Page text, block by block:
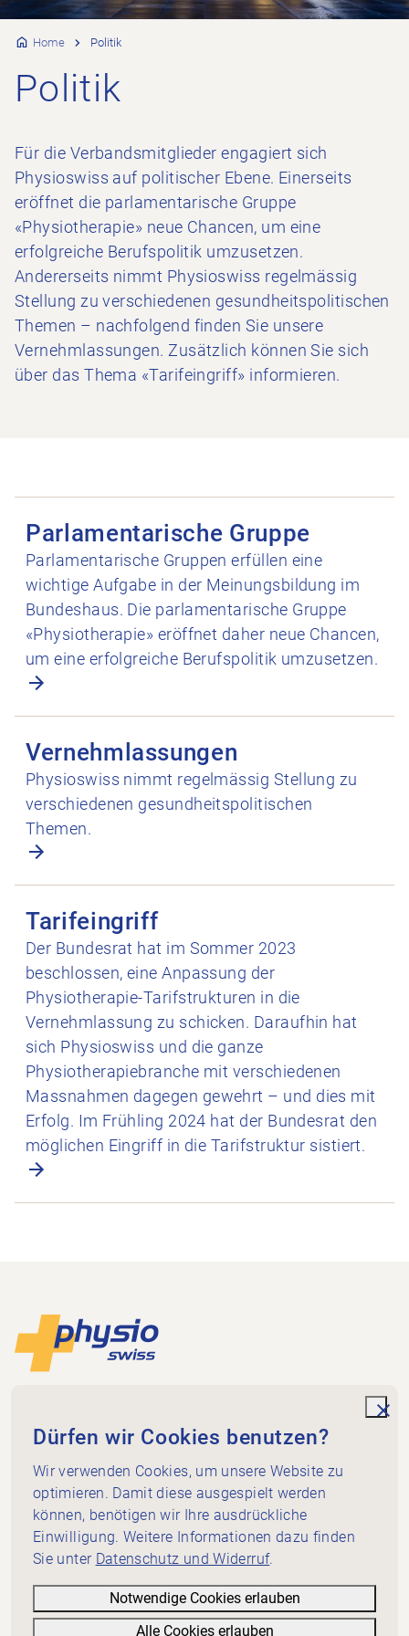
Home Politik
Politik
Für die Verbandsmitglieder engagiert sich
Physioswiss auf politischer Ebene. Einerseits
eröffnet die parlamentarische Gruppe
«Physiotherapie» neue Chancen, um eine
erfolgreiche Berufspolitik umzusetzen.
Andererseits nimmt Physioswiss regelmässig
Stellung zu verschiedenen gesundheitspolitischen
Themen – nachfolgend finden Sie unsere
Vernehmlassungen. Zusätzlich können Sie sich
über das Thema «Tarifeingriff» informieren.
Parlamentarische Gruppe
Parlamentarische Gruppen erfüllen eine
wichtige Aufgabe in der Meinungsbildung im
Bundeshaus. Die parlamentarische Gruppe
«Physiotherapie» eröffnet daher neue Chancen,
um eine erfolgreiche Berufspolitik umzusetzen.
Vernehmlassungen
Physioswiss nimmt regelmässig Stellung zu
verschiedenen gesundheitspolitischen
Themen.
Tarifeingriff
Der Bundesrat hat im Sommer 2023
beschlossen, eine Anpassung der
Physiotherapie-Tarifstrukturen in die
Vernehmlassung zu schicken. Daraufhin hat
sich Physioswiss und die ganze
Physiotherapiebranche mit verschiedenen
Massnahmen dagegen gewehrt – und dies mit
Erfolg. Im Frühling 2024 hat der Bundesrat den
möglichen Eingriff in die Tarifstruktur sistiert.
Footer
Dammweg 3
3013 Bern
+41 58 255 36 00
info@physioswiss.ch
Social Media
Wichtiges
Wissen
Dienstleistungen
Über Physioswiss
Dürfen wir Cookies benutzen?
Wir verwenden Cookies, um unsere Website zu
optimieren. Damit diese ausgespielt werden
können, benötigen wir Ihre ausdrückliche
Einwilligung. Weitere Informationen dazu finden
Sie unter Datenschutz und Widerruf.
Notwendige Cookies erlauben
Alle Cookies erlauben